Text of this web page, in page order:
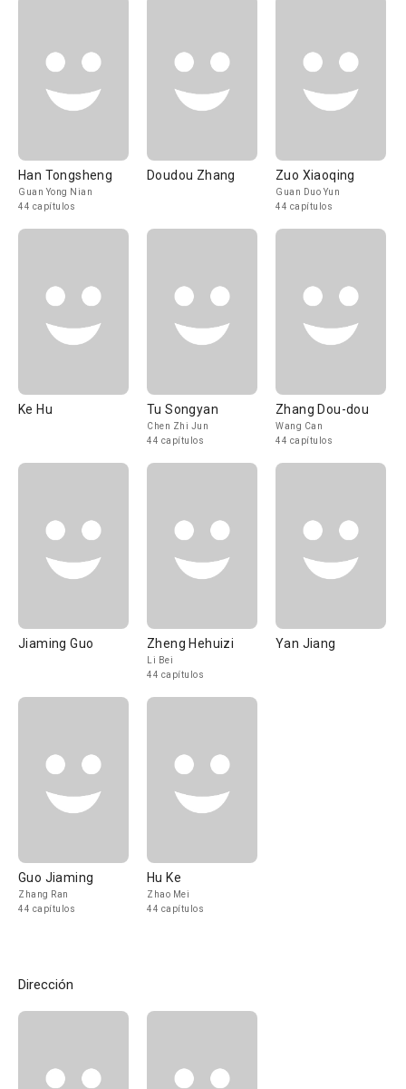
Han Tongsheng
Guan Yong Nian
44 capítulos
Doudou Zhang Zuo Xiaoqing
Guan Duo Yun
44 capítulos
Ke Hu Tu Songyan
Chen Zhi Jun
44 capítulos
Zhang Dou-dou
Wang Can
44 capítulos
Jiaming Guo Zheng Hehuizi
Li Bei
44 capítulos
Yan Jiang
Guo Jiaming
Zhang Ran
44 capítulos
Hu Ke
Zhao Mei
44 capítulos
Dirección